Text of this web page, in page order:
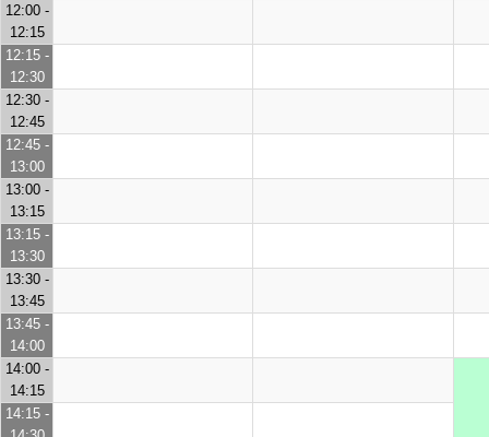
12:00 -
12:15
12:15 -
12:30
12:30 -
12:45
12:45 -
13:00
13:00 -
13:15
13:15 -
13:30
13:30 -
13:45
13:45 -
14:00
14:00 -
14:15
14:15 -